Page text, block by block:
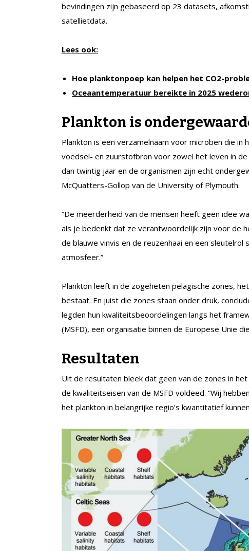
bevindingen zijn gebaseerd op 23 datasets,
satellietdata.
Lees ook:
Hoe planktonpoep kan helpen het CO2-
Oceaantemperatuur bereikte in 2025
Plankton is
Plankton is een verzamelnaam voor microben die
voedsel- en zuurstofbron voor zowel het leven in
dan twintig jaar en de organismen zijn echt
McQuatters-Gollop van de University of Plymouth.
“De meerderheid van de mensen heeft geen idee
als je bedenkt dat ze verantwoordelijk zijn voor de
de blauwe vinvis en de reuzenhaai en een
atmosfeer.”
Plankton leeft in de zogeheten pelagische zones,
bestaat. En juist die zones staan onder druk,
legden hun kwaliteitsbeoordelingen langs het
(MSFD), een organisatie binnen de Europese Unie
Resultaten
Uit de resultaten bleek dat geen van de zones in
de kwaliteitseisen van de MSFD voldeed. “Wij
het plankton in belangrijke regio’s kwantitatief